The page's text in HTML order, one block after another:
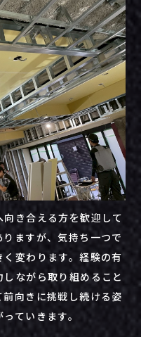
き合える方を歓迎して
ますが、気持ち一つで
変わります。経験の有
ながら取り組めること
向きに挑戦し続ける姿
ていきます。